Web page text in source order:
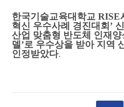
한국기술교육대학교 RISE
혁신 우수사례 경진대회 ’
산업 맞춤형 반도체 인재
델 ’로 우수상을 받아 지역
인정받았다.